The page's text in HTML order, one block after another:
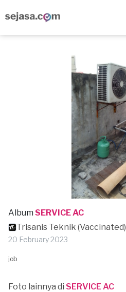
Album SERVICE AC
Trisanis Teknik (Vaccinated)
20 February 2023
job
Foto lainnya di SERVICE AC